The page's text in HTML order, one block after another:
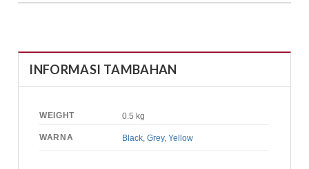
INFORMASI TAMBAHAN
WEIGHT 0.5 kg
WARNA Black ,Grey,Yellow